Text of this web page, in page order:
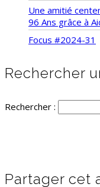
Une amitié
96 Ans grâce à
Focus #2024-31
Rechercher
Rechercher :
Partager cet